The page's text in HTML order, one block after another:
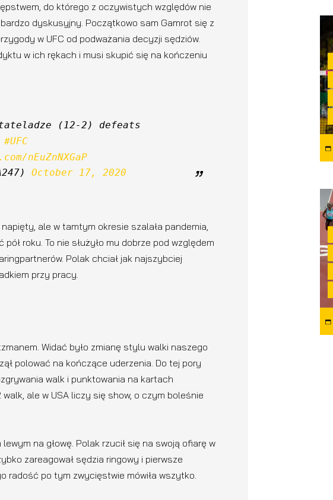
do którego z oczywistych względów nie
dyskusyjny. Początkowo sam Gamrot się z
w UFC od podważania decyzji sędziów.
w ich rękach i musi skupić się na kończeniu
(12-2) defeats
#UFC
nEuZnNXGaP
October 17, 2020
ale w tamtym okresie szalała pandemia,
roku. To nie służyło mu dobrze pod względem
Polak chciał jak najszybciej
przy pracy.
Widać było zmianę stylu walki naszego
polować na kończące uderzenia. Do tej pory
walk i punktowania na kartach
walk, ale w USA liczy się show, o czym boleśnie
na głowę. Polak rzucił się na swoją ofiarę w
zareagował sędzia ringowy i pierwsze
radość po tym zwycięstwie mówiła wszytko.